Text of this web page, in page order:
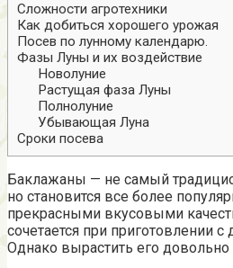
Сложности агротехники
Как добиться хорошего урожая
Посев по лунному календарю.
Фазы Луны и их воздействие
Новолуние
Растущая фаза Луны
Полнолуние
Убывающая Луна
Сроки посева
Баклажаны — не самый
но становится все более
прекрасными вкусовыми
сочетается при приготовлении
Однако вырастить его довольно